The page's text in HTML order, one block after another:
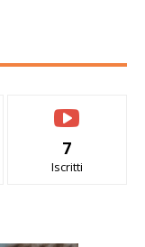
7
Iscritti